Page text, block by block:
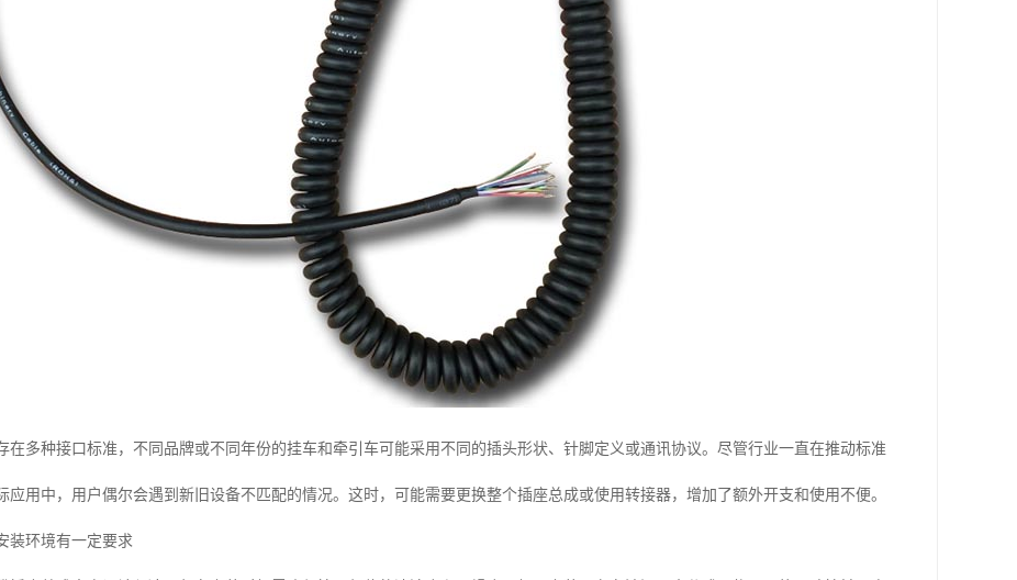
在多种接口标准，不同品牌或不同年份的挂车和牵引车可能采用不同的插头形状、针脚定义或通讯协议。尽管行业一直在推动标准
应用中，用户偶尔会遇到新旧设备不匹配的情况。这时，可能需要更换整个插座总成或使用转接器，增加了额外开支和使用不便。
装环境有一定要求